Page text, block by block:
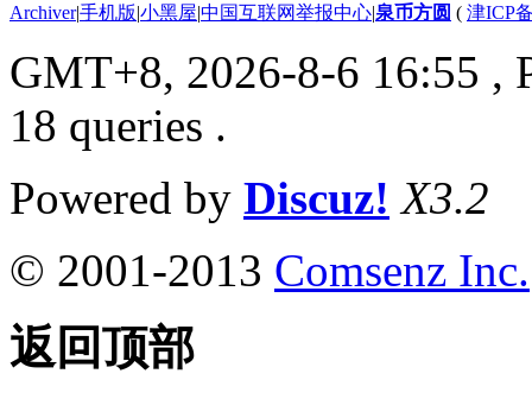
Archiver|手机版|小黑屋|中国互联网举报中心|泉币方圆 ( 津ICP
GMT+8, 2026-8-6 16:55 ,
18 queries .
Powered by Discuz! X3.2
© 2001-2013 Comsenz Inc.
返回顶部